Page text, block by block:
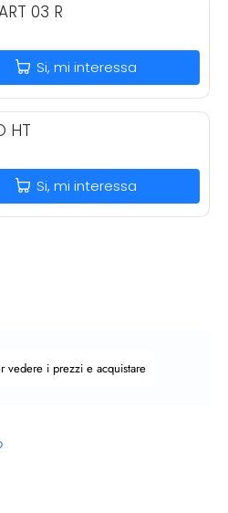
03 R
Si, mi interessa
HT
Si, mi interessa
vedere i prezzi e acquistare